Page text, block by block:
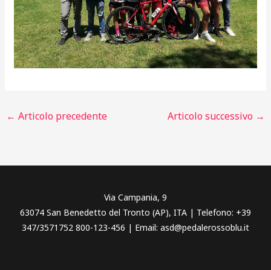
← Articolo precedente Articolo successivo →
Via Campania, 9
63074 San Benedetto del Tronto (AP), ITA | Telefono: +39
347/3571752 800-123-456 | Email: asd@pedalerossoblu.it